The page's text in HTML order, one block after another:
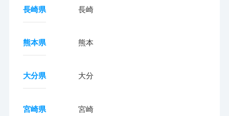
長崎県 長崎
熊本県 熊本
大分県 大分
宮崎県 宮崎